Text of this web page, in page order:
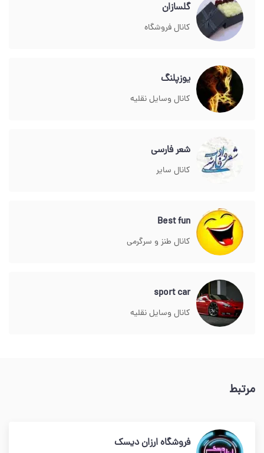
گلسازان
کانال فروشگاه
یوزپلنگ
کانال وسایل نقلیه
شعر فارسی
کانال سایر
Best fun
کانال طنز و سرگرمی
sport car
کانال وسایل نقلیه
مرتبط
فروشگاه ارزان دیسک